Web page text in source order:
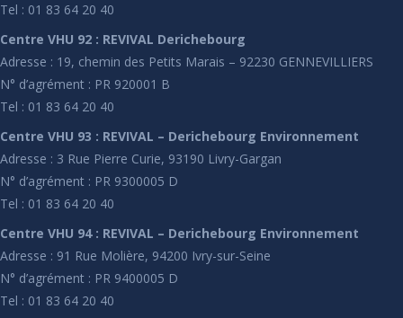
Tel : 01 83 64 20 40
Centre VHU 92 : REVIVAL Derichebourg
Adresse : 19, chemin des Petits Marais – 92230 GENNEVILLIERS
N° d’agrément : PR 920001 B
Tel : 01 83 64 20 40
Centre VHU 93 : REVIVAL – Derichebourg Environnement
Adresse : 3 Rue Pierre Curie, 93190 Livry-Gargan
N° d’agrément : PR 9300005 D
Tel : 01 83 64 20 40
Centre VHU 94 : REVIVAL – Derichebourg Environnement
Adresse : 91 Rue Molière, 94200 Ivry-sur-Seine
N° d’agrément : PR 9400005 D
Tel : 01 83 64 20 40